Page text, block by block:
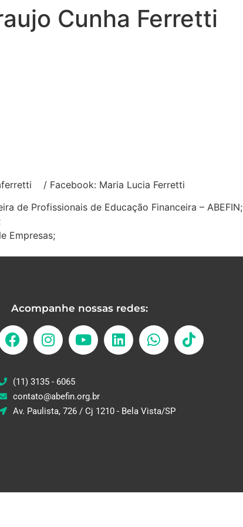
Cunha Ferretti
/ Facebook: Maria Lucia Ferretti
de Profissionais de Educação Financeira – ABEFIN;
Empresas;
Acompanhe nossas redes:
(11) 3135 - 6065
contato@abefin.org.br
Av. Paulista, 726 / Cj 1210 - Bela Vista/SP